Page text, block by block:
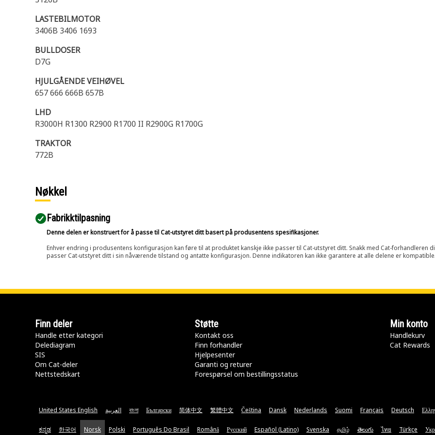
LASTEBILMOTOR
3406B 3406 1693
BULLDOSER
D7G
HJULGÅENDE VEIHØVEL
657 666 666B 657B
LHD
R3000H R1300 R2900 R1700 II R2900G R1700G
TRAKTOR
772B
Nøkkel
Fabrikktilpasning
Denne delen er konstruert for å passe til Cat-utstyret ditt basert på produsentens spesifikasjoner.
Enhver endring i produsentens konfigurasjon kan føre til at produktet kanskje ikke passer til Cat-utstyret ditt. Snakk med Cat-forhandleren
passer Cat-utstyret ditt i sin nåværende tilstand og antatte konfigurasjon. Denne indikatoren kan ikke garantere at alle delene er kompatible.
Finn deler
Handle etter kategori
Delediagram
SIS
Om Cat-deler
Nettstedskart
Støtte
Kontakt oss
Finn forhandler
Hjelpesenter
Garanti og returer
Forespørsel om bestillingsstatus
Min konto
Handlekurv
Cat Rewards
United States English العربية বাংলা Български 简体中文 繁體中文 Čeština Dansk Nederlands Suomi Français Deutsch
ಕನ್ನಡ 한국어 Norsk Polski Português Do Brasil Română Русский Español (Latino) Svenska தமிழ் తెలుగు ไทย Türkçe